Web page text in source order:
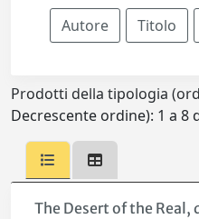
Prodotti della tipologia
Decrescente ordine): 1 a 8
The Desert of the